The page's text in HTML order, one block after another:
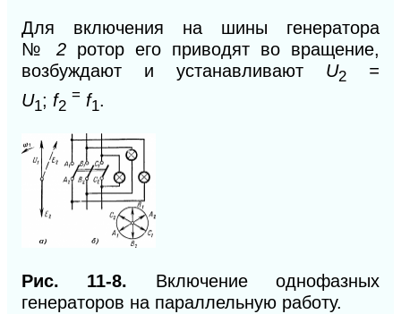
Для включения на шины генератора
№ 2 ротор его приводят во вращение,
возбуждают и устанавливают U2 =
U1; f2
= f1.
Рис. 11-8. Включение однофазных
генераторов на параллельную работу.